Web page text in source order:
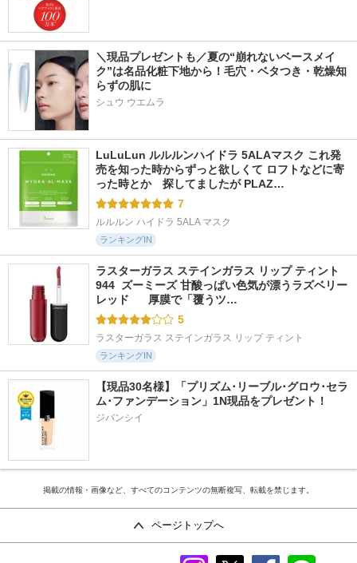
＼現品プレゼントも／夏の“崩れないベースメイ
ク”は名品化粧下地から！毛穴・ベタつき・乾燥知
らずの肌に
シュウ ウエムラ
LuLuLun ルルルンハイドラ 5ALAマスク これ発
売を知った時からずっと欲しくて ロフトなどに寄
った時とか　探してましたが PLAZ…
7
ルルルン ハイドラ 5ALA マスク
ランキングIN
ラスターガラス ステインガラス リップ ティント
944  ズーミーズ 甘酸っぱい色気が漂うラズベリー
レッド      厚膜で「覆うツ…
5
ラスターガラス ステインガラス リップ ティント
ランキングIN
【現品30名様】「プリズム･リーブル･グロウ･セラ
ジバンシイ
掲載の情報・画像など、すべてのコンテンツの無断複写、転載を禁じます。
ページトップへ